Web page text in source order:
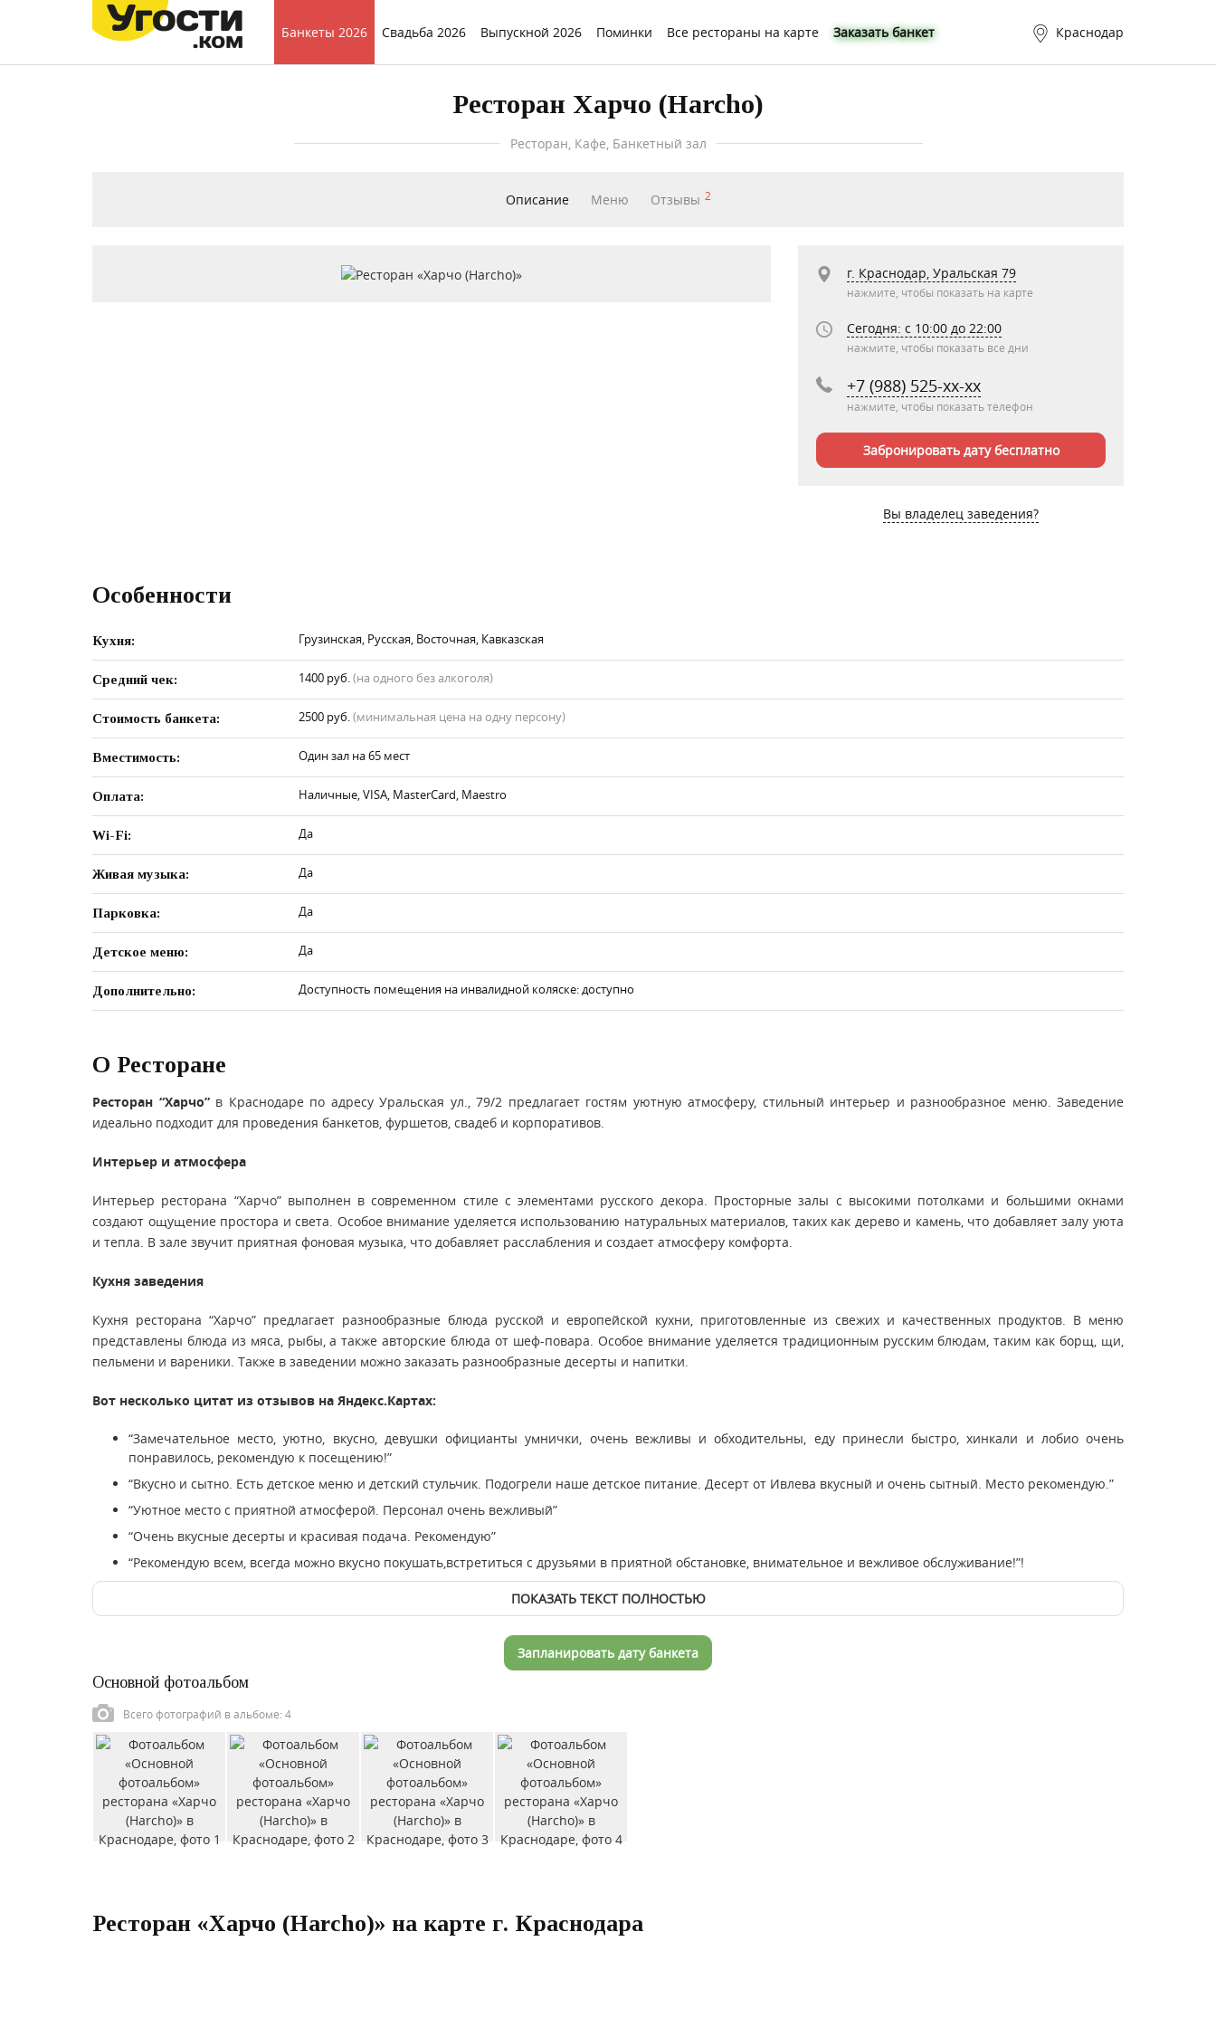
Банкеты 2026 Свадьба 2026 Выпускной 2026 Поминки Все рестораны на карте Заказать банкет Краснодар
Ресторан Харчо (Harcho)
Ресторан, Кафе, Банкетный зал
Описание Меню Отзывы 2
г. Краснодар, Уральская 79
нажмите, чтобы показать на карте
Сегодня: c 10:00 до 22:00
нажмите, чтобы показать все дни
+7 (988) 525-xx-xx
нажмите, чтобы показать телефон
Забронировать дату бесплатно
Вы владелец заведения?
Особенности
Кухня: Грузинская, Русская, Восточная, Кавказская
Средний чек: 1400 руб.(на одного без алкоголя)
Стоимость банкета: 2500 руб.(минимальная цена на одну персону)
Вместимость: Один зал на 65 мест
Оплата: Наличные, VISA, MasterCard, Maestro
Wi-Fi: Да
Живая музыка: Да
Парковка: Да
Детское меню: Да
Дополнительно: Доступность помещения на инвалидной коляске: доступно
О Ресторане
Ресторан “Харчо”в Краснодаре по адресу Уральская ул., 79/2 предлагает гостям уютную атмосферу, стильный интерьер и разнообразное меню. Заведение
идеально подходит для проведения банкетов, фуршетов, свадеб и корпоративов.
Интерьер и атмосфера
Интерьер ресторана “Харчо” выполнен в современном стиле с элементами русского декора. Просторные залы с высокими потолками и большими окнами
создают ощущение простора и света. Особое внимание уделяется использованию натуральных материалов, таких как дерево и камень, что добавляет залу уюта
и тепла. В зале звучит приятная фоновая музыка, что добавляет расслабления и создает атмосферу комфорта.
Кухня заведения
Кухня ресторана “Харчо” предлагает разнообразные блюда русской и европейской кухни, приготовленные из свежих и качественных продуктов. В меню
представлены блюда из мяса, рыбы, а также авторские блюда от шеф-повара. Особое внимание уделяется традиционным русским блюдам, таким как борщ, щи,
пельмени и вареники. Также в заведении можно заказать разнообразные десерты и напитки.
Вот несколько цитат из отзывов на Яндекс.Картах:
“Замечательное место, уютно, вкусно, девушки официанты умнички, очень вежливы и обходительны, еду принесли быстро, хинкали и лобио очень
понравилось, рекомендую к посещению!”
“Вкусно и сытно. Есть детское меню и детский стульчик. Подогрели наше детское питание. Десерт от Ивлева вкусный и очень сытный. Место рекомендую.”
“Уютное место с приятной атмосферой. Персонал очень вежливый”
“Очень вкусные десерты и красивая подача. Рекомендую”
“Рекомендую всем, всегда можно вкусно покушать,встретиться с друзьями в приятной обстановке, внимательное и вежливое обслуживание!”!
ПОКАЗАТЬ ТЕКСТ ПОЛНОСТЬЮ
Запланировать дату банкета
Основной фотоальбом
Всего фотографий в альбоме: 4
Ресторан «Харчо (Harcho)» на карте г. Краснодара